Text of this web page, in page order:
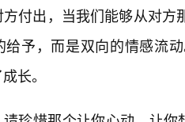
付出，当我们能够从对
给予，而是双向的情感流
长。